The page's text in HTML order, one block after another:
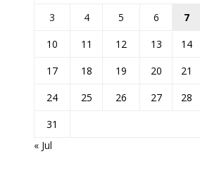
3
4 5 6 7
10
11 12 13 14
17
18 19 20 21
24
25 26 27 28
31
« Jul